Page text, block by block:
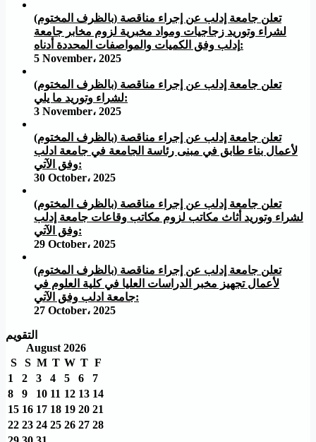
تعلن جامعة إدلب عن إجراء مناقصة (بالظرف المختوم)
لشراء وتوريد زجاجيات ومواد مخبرية لزوم مخابر جامعة
إدلب وفق الكميات والمواصفات المحددة أدناه:
5 November، 2025
تعلن جامعة إدلب عن إجراء مناقصة (بالظرف المختوم)
لشراء وتوريد ما يلي:
3 November، 2025
تعلن جامعة إدلب عن إجراء مناقصة (بالظرف المختوم)
لأعمال بناء طابق في مبنى رئاسة الجامعة في جامعة ادلب
وفق الآتي:
30 October، 2025
تعلن جامعة إدلب عن إجراء مناقصة (بالظرف المختوم)
لشراء وتوريد أثاث مكاتب لزوم مكاتب وقاعات جامعة إدلب
وفق الآتي:
29 October، 2025
تعلن جامعة إدلب عن إجراء مناقصة (بالظرف المختوم)
لأعمال تجهيز مخبر الدراسات العليا في كلية العلوم في
جامعة ادلب وفق الآتي:
27 October، 2025
التقويم
August 2026
S
S M T W T F
1
2 3 4 5 6
7
8
9 10 11 12 13 14
15 16 17 18 19 20 21
22 23 24 25 26 27 28